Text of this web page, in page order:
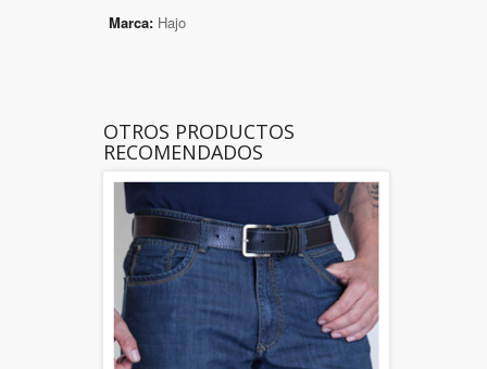
Marca: Hajo
OTROS PRODUCTOS
RECOMENDADOS